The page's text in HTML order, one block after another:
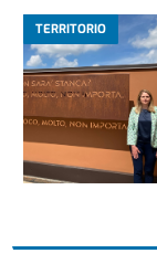
TERRITORIO